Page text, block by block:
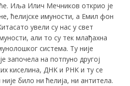
Иља Илич Мечников открио је
ћелијске имуности, а Емил фон
увели су нас у свет
али то су тек млађахна
система. Ту није
започела на потпуно другој
киселина, ДНK и РНK и ту се
било ни ћелија, ни антитела.